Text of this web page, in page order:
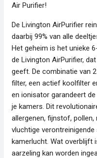
Air Purifier!
De Livington AirPurifier
daarbij 99% van alle
Het geheim is het unieke
de Livington AirPurifier,
geeft. De combinatie van
filter, een actief koolfilter
en ionisator garandeert
je kamers. Dit
allergenen, fijnstof,
vluchtige
kamerlucht. Wat overblijft
aarzeling kan worden